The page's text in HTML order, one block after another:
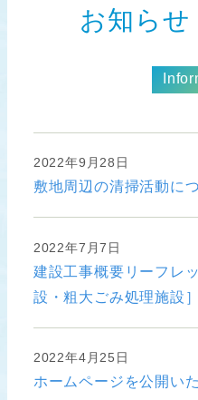
お知らせ
敷地周辺の清掃活動に
2022年9月28日
建設工事概要リーフレ
設・粗大ごみ処理施設
2022年7月7日
ホームページを公開い
2022年4月25日